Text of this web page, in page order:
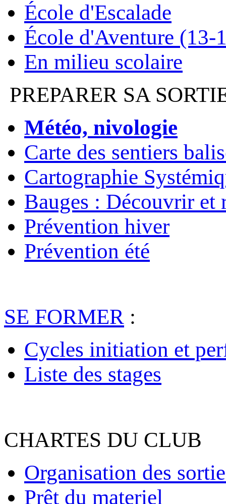
École d'Escalade
École d'Aventure (13-
En milieu scolaire
PREPARER SA
Météo, nivologie
Carte des sentiers
Cartographie
Bauges : Découvrir et
Prévention hiver
Prévention été
SE FORMER :
Cycles initiation et
Liste des stages
CHARTES DU CLUB
Organisation des
Prêt du materiel